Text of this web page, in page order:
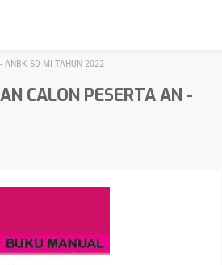
ANBK SD MI TAHUN 2022
CALON PESERTA AN -